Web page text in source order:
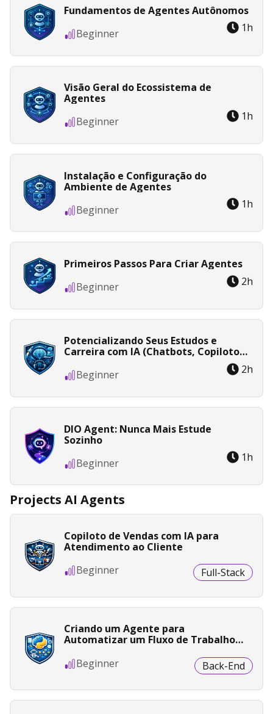
Fundamentos de Agentes Autônomos
Beginner
1h
Visão Geral do Ecossistema de
Agentes
Beginner
1h
Instalação e Configuração do
Ambiente de Agentes
Beginner
1h
Primeiros Passos Para Criar Agentes
Beginner
2h
Potencializando Seus Estudos e
Carreira com IA (Chatbots, Copilotos
Beginner
2h
DIO Agent: Nunca Mais Estude
Sozinho
Beginner
1h
Projects AI Agents
Copiloto de Vendas com IA para
Atendimento ao Cliente
Beginner
Full-Stack
Criando um Agente para
Automatizar um Fluxo de Trabalho
Beginner
Back-End